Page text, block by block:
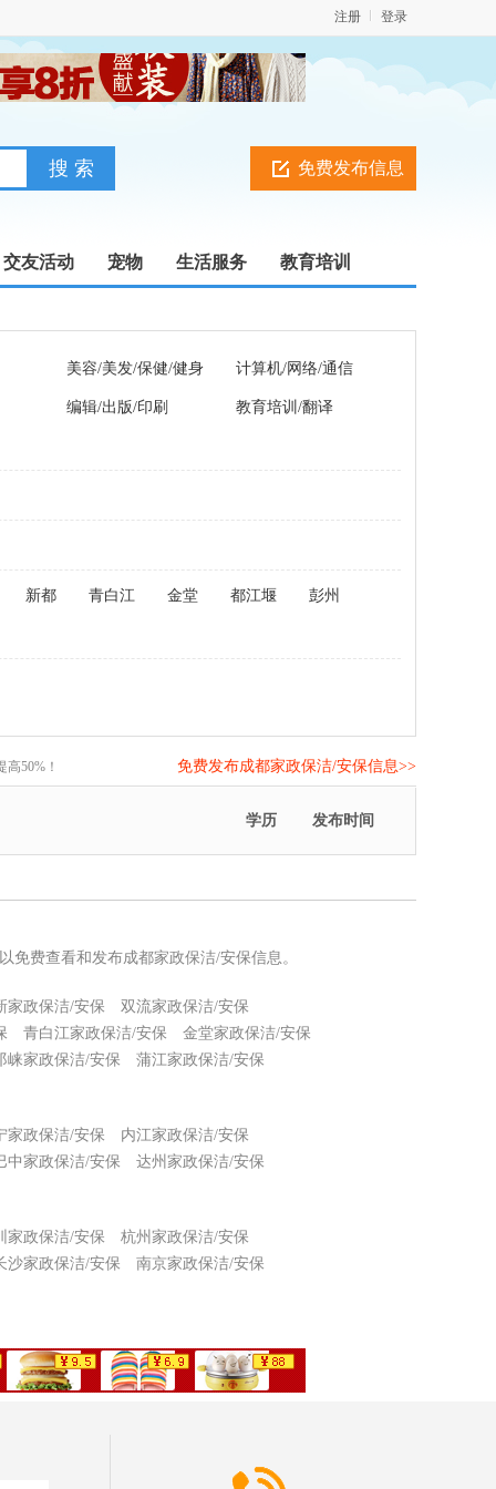
登录
注册
免费发布信息
交友活动 宠物 生活服务 教育培训
美容/美发/保健/健身 计算机/网络/通信
编辑/出版/印刷 教育培训/翻译
新都 青白江 金堂 都江堰 彭州
50%！ 免费发布成都家政保洁/安保信息>>
发布时间
学历
费查看和发布成都家政保洁/安保信息。
家政保洁/安保
双流家政保洁/安保
青白江家政保洁/安保
金堂家政保洁/安保
崃家政保洁/安保
蒲江家政保洁/安保
家政保洁/安保
内江家政保洁/安保
中家政保洁/安保
达州家政保洁/安保
家政保洁/安保
杭州家政保洁/安保
沙家政保洁/安保
南京家政保洁/安保